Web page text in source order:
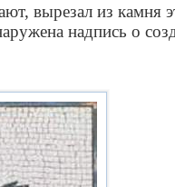
вырезал из
надпись о